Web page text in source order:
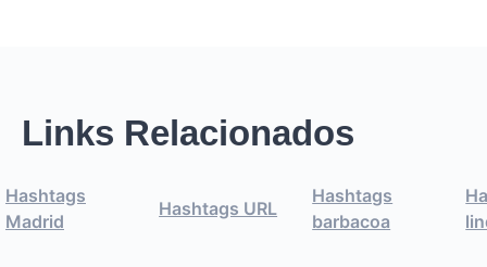
Links Relacionados
Hashtags
Madrid
Hashtags URL
Hashtags
barbacoa